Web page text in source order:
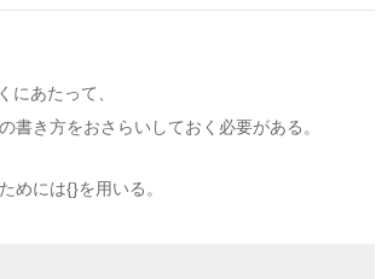
にあたって、
書き方をおさらいしておく必要がある。
めには{}を用いる。